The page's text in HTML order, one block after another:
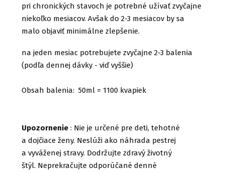
pri chronických stavoch je potrebné užívať zvyčajne
niekoľko mesiacov. Avšak do 2-3 mesiacov by sa
malo objaviť minimálne zlepšenie.
na jeden mesiac potrebujete zvyčajne 2-3 balenia
(podľa dennej dávky - viď vyššie)
Obsah balenia: 50ml = 1100 kvapiek
Upozornenie : Nie je určené pre deti, tehotné
a dojčiace ženy. Neslúži ako náhrada pestrej
a vyváženej stravy. Dodržujte zdravý životný
štýl. Neprekračujte odporúčané denné